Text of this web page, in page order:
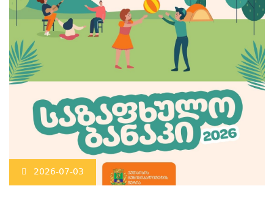
2026-07-03